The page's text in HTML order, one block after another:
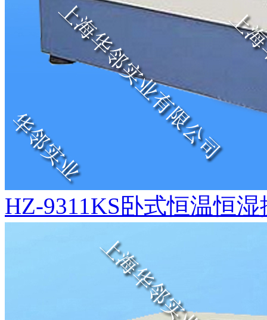
HZ-9311KS卧式恒温恒